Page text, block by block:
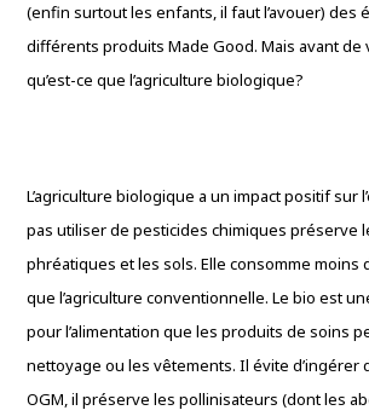
(enfin surtout les enfants, il faut l’avouer) des
différents produits Made Good. Mais avant de
qu’est-ce que l’agriculture biologique?
L’agriculture biologique a un impact positif sur
pas utiliser de pesticides chimiques préserve
phréatiques et les sols. Elle consomme moins
que l’agriculture conventionnelle. Le bio est
pour l’alimentation que les produits de soins
nettoyage ou les vêtements. Il évite d’ingérer
OGM, il préserve les pollinisateurs (dont les